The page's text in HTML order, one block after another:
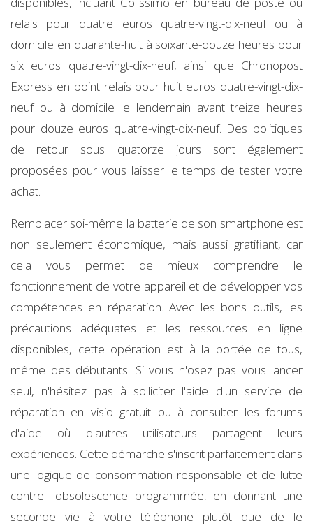
relais pour quatre euros quatre-vingt-dix-neuf ou à
domicile en quarante-huit à soixante-douze heures pour
six euros quatre-vingt-dix-neuf, ainsi que Chronopost
Express en point relais pour huit euros quatre-vingt-dix-
neuf ou à domicile le lendemain avant treize heures
pour douze euros quatre-vingt-dix-neuf. Des politiques
de retour sous quatorze jours sont également
proposées pour vous laisser le temps de tester votre
achat.
Remplacer soi-même la batterie de son smartphone est
non seulement économique, mais aussi gratifiant, car
cela vous permet de mieux comprendre le
fonctionnement de votre appareil et de développer vos
compétences en réparation. Avec les bons outils, les
précautions adéquates et les ressources en ligne
disponibles, cette opération est à la portée de tous,
même des débutants. Si vous n'osez pas vous lancer
seul, n'hésitez pas à solliciter l'aide d'un service de
réparation en visio gratuit ou à consulter les forums
d'aide où d'autres utilisateurs partagent leurs
expériences. Cette démarche s'inscrit parfaitement dans
une logique de consommation responsable et de lutte
contre l'obsolescence programmée, en donnant une
seconde vie à votre téléphone plutôt que de le